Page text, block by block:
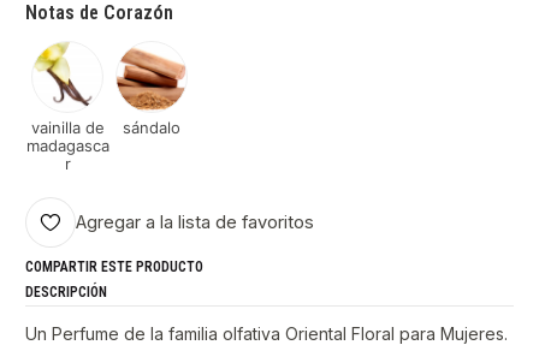
Notas de Corazón
vainilla de
madagasca
r
sándalo
Agregar a la lista de favoritos
COMPARTIR ESTE PRODUCTO
DESCRIPCIÓN
Un Perfume de la familia olfativa Oriental Floral para Mujeres.